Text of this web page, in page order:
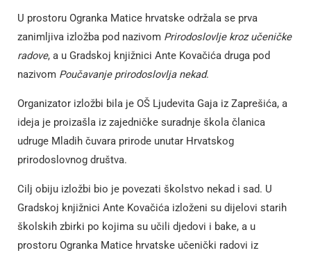
U prostoru Ogranka Matice hrvatske održala se prva
zanimljiva izložba pod nazivom Prirodoslovlje kroz učeničke
radove, a u Gradskoj knjižnici Ante Kovačića druga pod
nazivom Poučavanje prirodoslovlja nekad.
Organizator izložbi bila je OŠ Ljudevita Gaja iz Zaprešića, a
ideja je proizašla iz zajedničke suradnje škola članica
udruge Mladih čuvara prirode unutar Hrvatskog
prirodoslovnog društva.
Cilj obiju izložbi bio je povezati školstvo nekad i sad. U
Gradskoj knjižnici Ante Kovačića izloženi su dijelovi starih
školskih zbirki po kojima su učili djedovi i bake, a u
prostoru Ogranka Matice hrvatske učenički radovi iz